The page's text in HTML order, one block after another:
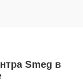
Smeg в